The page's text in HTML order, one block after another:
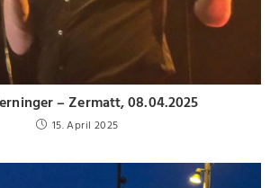
– Zermatt, 08.04.2025
15. April 2025